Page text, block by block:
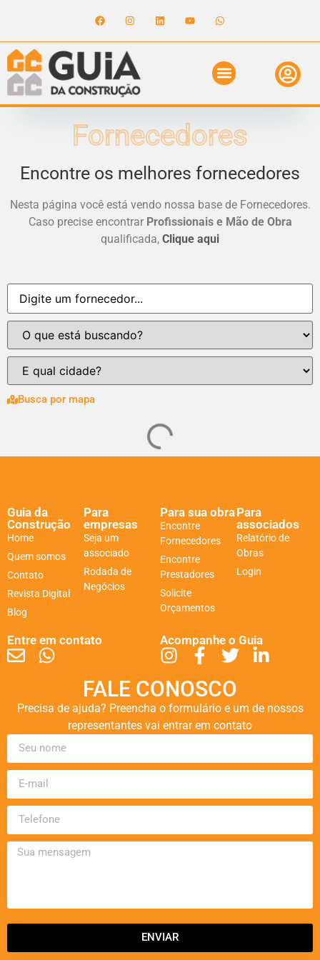
Fornecedores
Encontre os melhores fornecedores
Nesta página você está vendo nossa base de Fornecedores.
Caso precise encontrar Profissionais e Mão de Obra
qualificada, Clique aqui
Busca por mapa
Guia da
Construção
Home
Quem somos
Contato
Revista Digital
Blog
Para
empresas
Seja um
associado
Rodada de
Negócios
Para sua obra
Encontre
Fornecedores
Encontre
Prestadores
Solicite
Orçamentos
Para
associados
Relatório de
Obras
Login
Entre em contato Acompanhe o Guia
FALE CONOSCO
Precisa de ajuda? Preencha o formulário e um de nossos
representantes vai entrar em contato
ENVIAR